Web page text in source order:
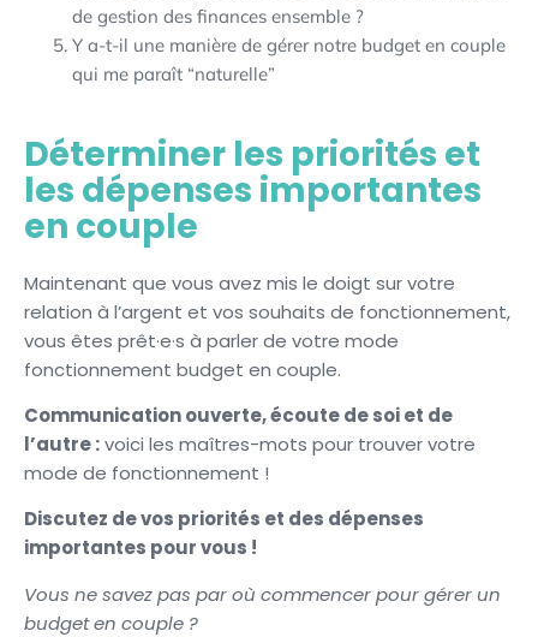
de gestion des finances ensemble ?
Y a-t-il une manière de gérer notre budget en couple
qui me paraît “naturelle”
Déterminer les priorités et
les dépenses importantes
en couple
Maintenant que vous avez mis le doigt sur votre
relation à l’argent et vos souhaits de fonctionnement,
vous êtes prêt·e·s à parler de votre mode
fonctionnement budget en couple.
Communication ouverte, écoute de soi et de
l’autre :voici les maîtres-mots pour trouver votre
mode de fonctionnement !
Discutez de vos priorités et des dépenses
importantes pour vous !
Vous ne savez pas par où commencer pour gérer un
budget en couple ?